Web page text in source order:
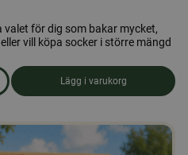
för dig som bakar mycket,
vill köpa socker i större mängd
25 kg.
Lägg i varukorg